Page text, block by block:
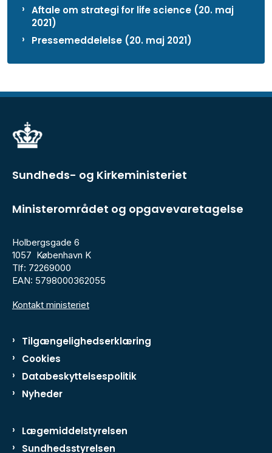
Aftale om strategi for life science (20. maj
2021)
Pressemeddelelse (20. maj 2021)
Sundheds- og Kirkeministeriet
Ministerområdet og opgavevaretagelse
Holbergsgade 6
1057 København K
Tlf: 72269000
EAN: 5798000362055
Kontakt ministeriet
Tilgængelighedserklæring
Cookies
Databeskyttelsespolitik
Nyheder
Lægemiddelstyrelsen
Sundhedsstyrelsen